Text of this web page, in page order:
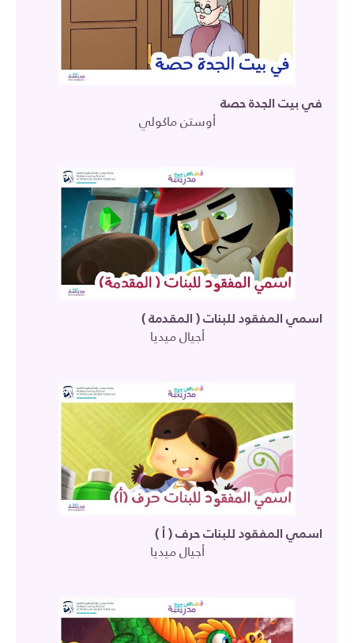
في بيت الجدة حصة
أوستن ماكولي
اسمي المفقود للبنات ( المقدمة )
أجيال ميديا
اسمي المفقود للبنات حرف ( أ )
أجيال ميديا